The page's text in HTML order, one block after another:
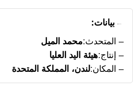
بيانات:
المتحدث محمد الميل
إنتاج هيئة اليد العليا
المكان لندن، المملكة المتحدة